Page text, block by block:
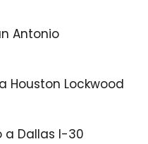
Antonio
Houston Lockwood
a Dallas I-30